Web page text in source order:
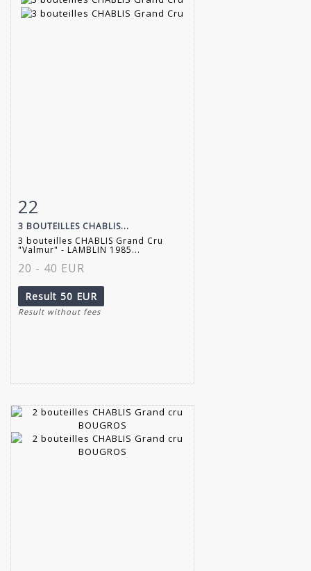
Item detail
22
3 BOUTEILLES CHABLIS...
3 bouteilles CHABLIS Grand Cru
"Valmur" - LAMBLIN 1985...
20 - 40 EUR
Result 50 EUR
Result without fees